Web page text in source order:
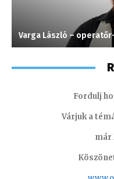
Varga László –
Fordulj
Várjuk a
már